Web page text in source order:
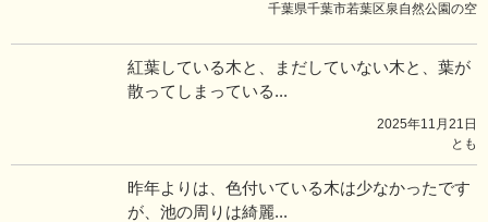
千葉県千葉市若葉区泉自然公園の空
紅葉している木と、まだしていない木と、葉が
散ってしまっている...
2025年11月21日
とも
昨年よりは、色付いている木は少なかったです
が、池の周りは綺麗...